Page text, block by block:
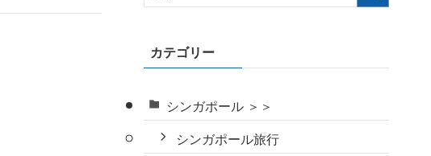
カテゴリー
シンガポール ＞＞
シンガポール旅行